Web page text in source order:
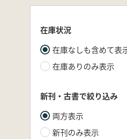
在庫状況
在庫なしも含めて表
在庫ありのみ表示
新刊・古書で絞り込み
両方表示
新刊のみ表示